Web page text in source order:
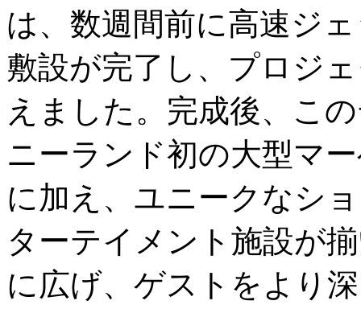
は、数週間前に高速ジ
敷設が完了し、プロジ
えました。完成後、こ
ニーランド初の大型マ
に加え、ユニークなシ
ターテイメント施設が
に広げ、ゲストをより